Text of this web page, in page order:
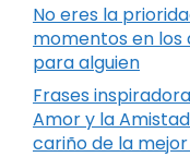
No eres la
momentos en
para alguien
Frases
Amor y la
cariño de la